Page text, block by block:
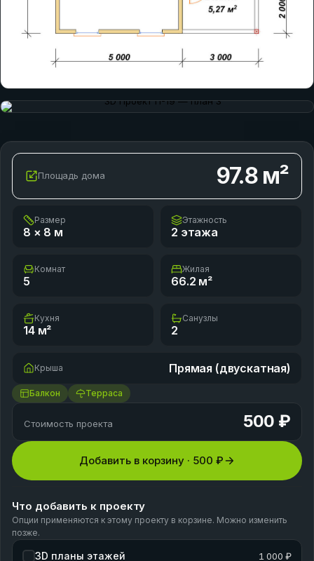
Площадь дома 97.8м²
Размер
8 × 8 м
Этажность
2 этажа
Комнат
5
Жилая
66.2 м²
Кухня
14м²
Санузлы
2
Крыша Прямая (двускатная)
Балкон Терраса
Стоимость проекта 500 ₽
Добавить в корзину · 500 ₽
Что добавить к проекту
Опции применяются к этому проекту в корзине. Можно изменить
позже.
3D планы этажей 1 000 ₽